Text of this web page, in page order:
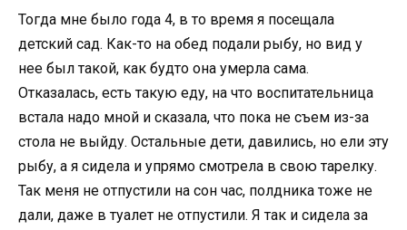
Тогда мне было года 4, в то время я посещала
детский сад. Как-то на обед подали рыбу, но вид у
нее был такой, как будто она умерла сама.
Отказалась, есть такую еду, на что воспитательница
встала надо мной и сказала, что пока не съем из-за
стола не выйду. Остальные дети, давились, но ели эту
рыбу, а я сидела и упрямо смотрела в свою тарелку.
Так меня не отпустили на сон час, полдника тоже не
дали, даже в туалет не отпустили. Я так и сидела за